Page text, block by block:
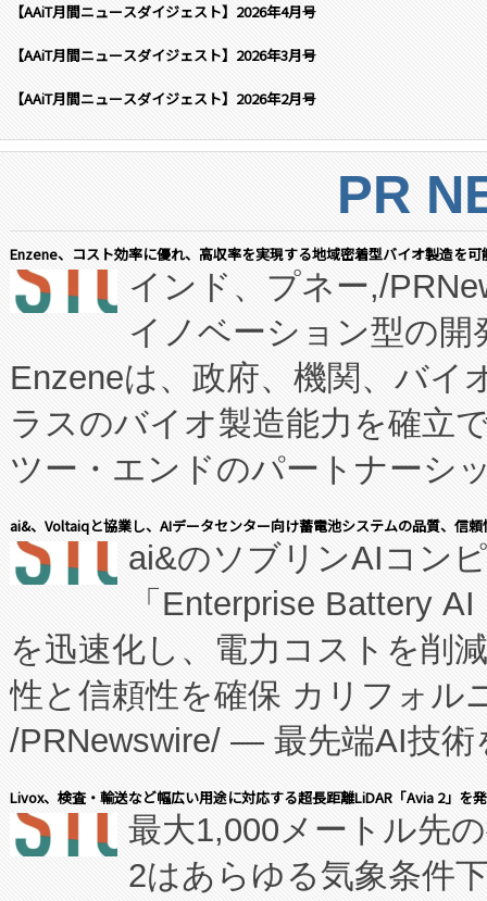
【AAiT月間ニュースダイジェスト】2026年4月号
【AAiT月間ニュースダイジェスト】2026年3月号
【AAiT月間ニュースダイジェスト】2026年2月号
PR
Enzene、コスト効率に優れ、高収率を実現する地域密着型バイオ製造を
インド、プネー,/
イノベーション型の
Enzeneは、政府、機関、バイ
ラスのバイオ製造能力を確立
ツー・エンドのパートナーシ
表しました。 同社の実績ある
manufacturing™ (FCCM™) プ
たNeXは、バイオ医薬品製造
従来のフェッドバッチ施設の
に、患者やサプライチェーン
キー方式で拡張性が高く、持
す。FCCM‑を活用した現地生
患者にとっての費用負担を大
のアクセスを大幅に拡大する
ai&、Voltaiqと協業し、AIデータセンター向け蓄電池システムの品質、信
ai&のソブリンAIコン
「Enterprise Battery
を迅速化し、電力コストを削
性と信頼性を確保 カリフォル
/PRNewswire/ — 最先端AI技術
会社エーアイ・アンド：本社
President原信平）と、エンタ
ードするVoltaiqは、日本にあ
Livox、検査・輸送など幅広い用途に対応する超長距離LiDAR「Avia 2」を
最大1,000メートル先
2はあらゆる気象条件